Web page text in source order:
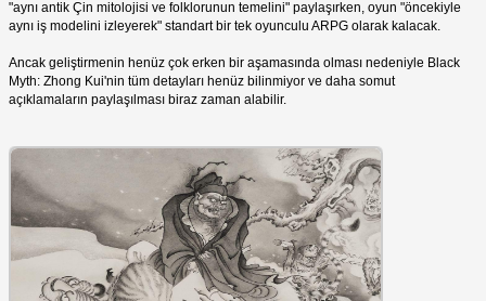
"aynı antik Çin mitolojisi ve folklorunun temelini" paylaşırken, oyun "öncekiyle
aynı iş modelini izleyerek" standart bir tek oyunculu ARPG olarak kalacak.
Ancak geliştirmenin henüz çok erken bir aşamasında olması nedeniyle Black
Myth: Zhong Kui'nin tüm detayları henüz bilinmiyor ve daha somut
açıklamaların paylaşılması biraz zaman alabilir.